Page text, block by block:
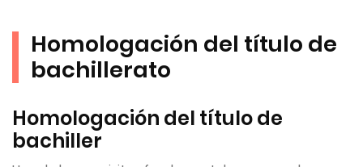
Homologación del título de
bachillerato
Homologación del título de
bachiller